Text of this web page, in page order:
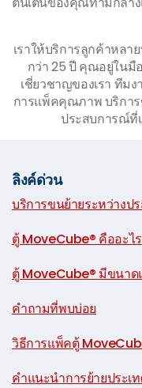
เราให้บริการลูกค้าหลา
กว่า 25 ปี คุณอยู่ในมื
เชี่ยวชาญของเรา ทีม
การแพ็คคุณภาพ บริกา
ประสบการณ์ที่
ลิงค์ด่วน
บริการขนย้ายระหว่างป
ตู้ MoveCube® คืออะไร
ตู้ MoveCube® มีขนา
คำถามที่พบบ่อย
วิธีการแพ็คตู้
คำแนะนำการย้ายประเ